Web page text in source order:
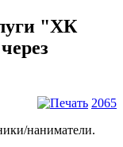
"ХК
2065
наниматели.